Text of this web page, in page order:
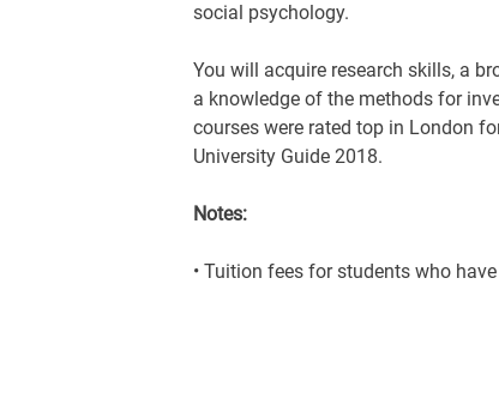
social psychology.
You will acquire research skills, a
a knowledge of the methods for
courses were rated top in London
University Guide 2018.
Notes:
• Tuition fees for students who